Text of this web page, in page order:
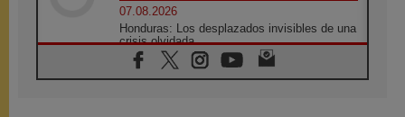
07.08.2026
Honduras: Los desplazados invisibles de una
crisis olvidada
07.08.2026
Bokalic: "En Argentina el Papa León señalará